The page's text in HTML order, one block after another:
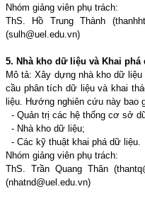
Nhóm giảng viên phụ trách:
ThS. Hồ Trung Thành
(sulh@uel.edu.vn)
5. Nhà kho dữ liệu và Khai phá
Mô tả: Xây dựng nhà kho dữ
cầu phân tích dữ liệu và khai
liệu. Hướng nghiên cứu này bao
- Quản trị các hệ thống cơ sở
- Nhà kho dữ liệu;
- Các kỹ thuật khai phá dữ liệu.
Nhóm giảng viên phụ trách:
ThS. Trần Quang Thân
(nhatnd@uel.edu.vn)